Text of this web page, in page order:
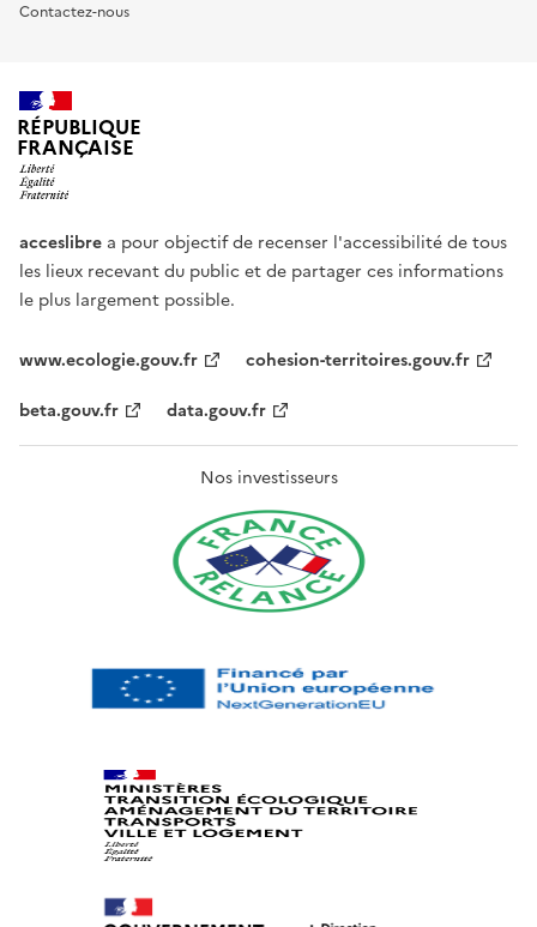
Contactez-nous
RÉPUBLIQUE
FRANÇAISE
acceslibre a pour objectif de recenser l'accessibilité de tous
les lieux recevant du public et de partager ces informations
le plus largement possible.
www.ecologie.gouv.fr
cohesion-territoires.gouv.fr
beta.gouv.fr
data.gouv.fr
Nos investisseurs